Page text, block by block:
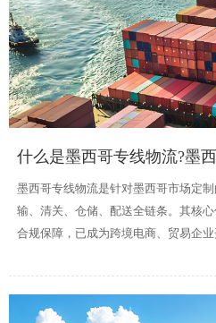
什么是墨西哥专线物流?墨
墨西哥专线物流是针对墨西哥市场定
输、清关、仓储、配送全链条。其核
合规保障，已成为跨境电商、贸易企